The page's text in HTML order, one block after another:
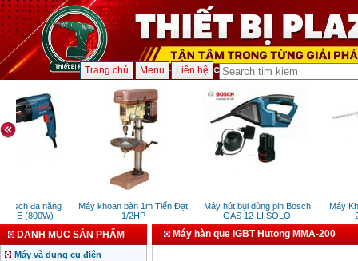
Trang chủ Menu Liên hệ
đa năng
(800W)
Máy khoan bàn 1m Tiến Đạt
1/2HP
Máy hút bụi dùng pin Bosch
GAS 12-LI SOLO
Máy
DANH MỤC SẢN PHẨM
Máy và dụng cụ điện
Máy hàn que IGBT Hutong MMA-200